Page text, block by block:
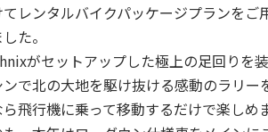
てレンタルバイクパッケージプランをご
た。
がセットアップした極上の足回りを
ンで北の大地を駆け抜ける感動のラリー
ら飛行機に乗って移動するだけで楽しめ